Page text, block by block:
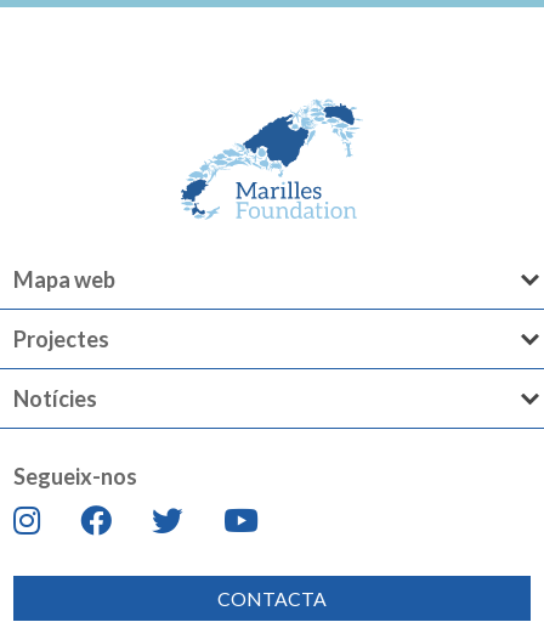
Mapa web
Projectes
Notícies
Segueix-nos
CONTACTA